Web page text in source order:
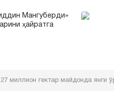
Мангуберди»
ҳайратга
миллион гектар майдонда янги